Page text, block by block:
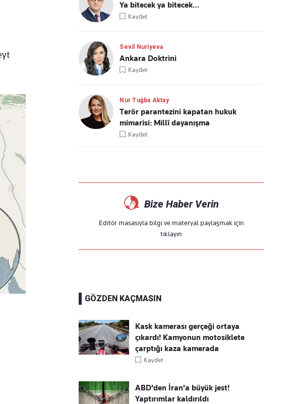
Ya bitecek ya bitecek…
Kaydet
Sevil Nuriyeva
Ankara Doktrini
Kaydet
Nur Tuğba Aktay
Terör parantezini kapatan hukuk
mimarisi: Millî dayanışma
Kaydet
Bize Haber Verin
Editör masasıyla bilgi ve materyal paylaşmak için
tıklayın
GÖZDEN KAÇMASIN
Kask kamerası gerçeği ortaya
çıkardı! Kamyonun motosiklete
çarptığı kaza kamerada
Kaydet
ABD'den İran'a büyük jest!
Yaptırımlar kaldırıldı